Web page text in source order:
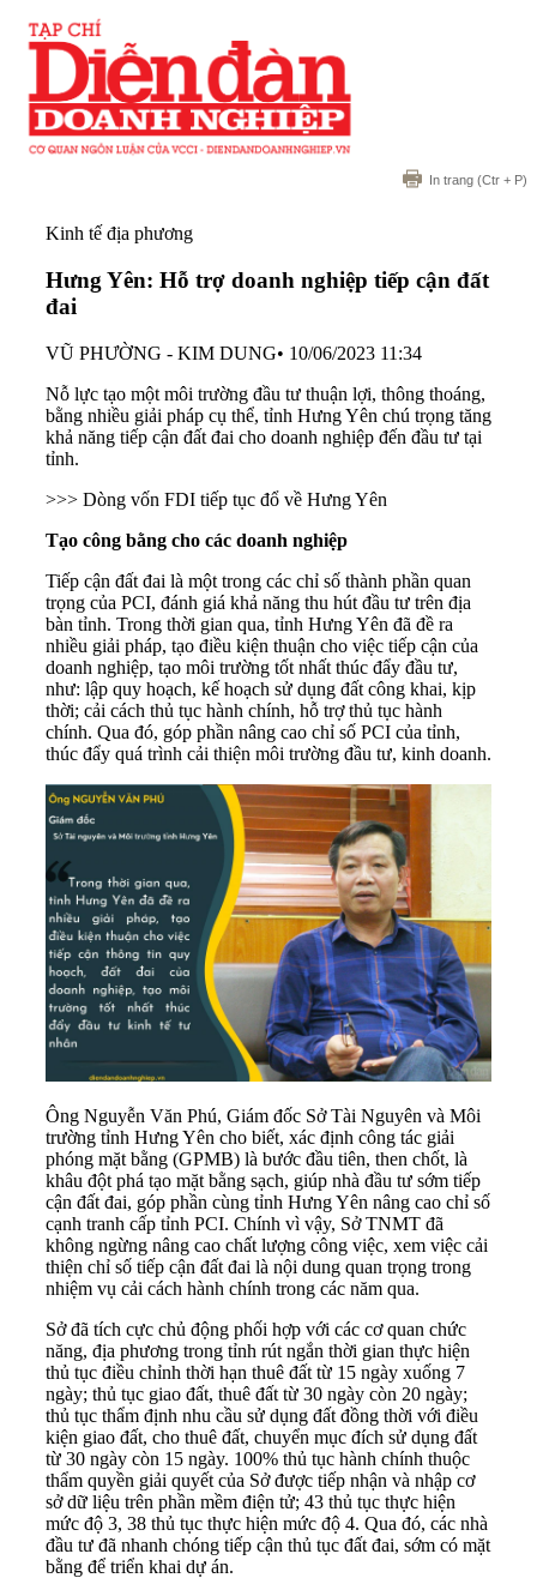
In trang (Ctr + P)
Kinh tế địa phương
Hưng Yên: Hỗ trợ doanh nghiệp tiếp cận đất
đai
VŨ PHƯỜNG - KIM DUNG• 10/06/2023 11:34
Nỗ lực tạo một môi trường đầu tư thuận lợi, thông thoáng,
bằng nhiều giải pháp cụ thể, tỉnh Hưng Yên chú trọng tăng
khả năng tiếp cận đất đai cho doanh nghiệp đến đầu tư tại
tỉnh.
>>> Dòng vốn FDI tiếp tục đổ về Hưng Yên
Tạo công bằng cho các doanh nghiệp
Tiếp cận đất đai là một trong các chỉ số thành phần quan
trọng của PCI, đánh giá khả năng thu hút đầu tư trên địa
bàn tỉnh. Trong thời gian qua, tỉnh Hưng Yên đã đề ra
nhiều giải pháp, tạo điều kiện thuận cho việc tiếp cận của
doanh nghiệp, tạo môi trường tốt nhất thúc đẩy đầu tư,
như: lập quy hoạch, kế hoạch sử dụng đất công khai, kịp
thời; cải cách thủ tục hành chính, hỗ trợ thủ tục hành
chính. Qua đó, góp phần nâng cao chỉ số PCI của tỉnh,
thúc đẩy quá trình cải thiện môi trường đầu tư, kinh doanh.
Ông Nguyễn Văn Phú, Giám đốc Sở Tài Nguyên và Môi
trường tỉnh Hưng Yên cho biết, xác định công tác giải
phóng mặt bằng (GPMB) là bước đầu tiên, then chốt, là
khâu đột phá tạo mặt bằng sạch, giúp nhà đầu tư sớm tiếp
cận đất đai, góp phần cùng tỉnh Hưng Yên nâng cao chỉ số
cạnh tranh cấp tỉnh PCI. Chính vì vậy, Sở TNMT đã
không ngừng nâng cao chất lượng công việc, xem việc cải
thiện chỉ số tiếp cận đất đai là nội dung quan trọng trong
nhiệm vụ cải cách hành chính trong các năm qua.
Sở đã tích cực chủ động phối hợp với các cơ quan chức
năng, địa phương trong tỉnh rút ngắn thời gian thực hiện
thủ tục điều chỉnh thời hạn thuê đất từ 15 ngày xuống 7
ngày; thủ tục giao đất, thuê đất từ 30 ngày còn 20 ngày;
thủ tục thẩm định nhu cầu sử dụng đất đồng thời với điều
kiện giao đất, cho thuê đất, chuyển mục đích sử dụng đất
từ 30 ngày còn 15 ngày. 100% thủ tục hành chính thuộc
thẩm quyền giải quyết của Sở được tiếp nhận và nhập cơ
sở dữ liệu trên phần mềm điện tử; 43 thủ tục thực hiện
mức độ 3, 38 thủ tục thực hiện mức độ 4. Qua đó, các nhà
đầu tư đã nhanh chóng tiếp cận thủ tục đất đai, sớm có mặt
bằng để triển khai dự án.